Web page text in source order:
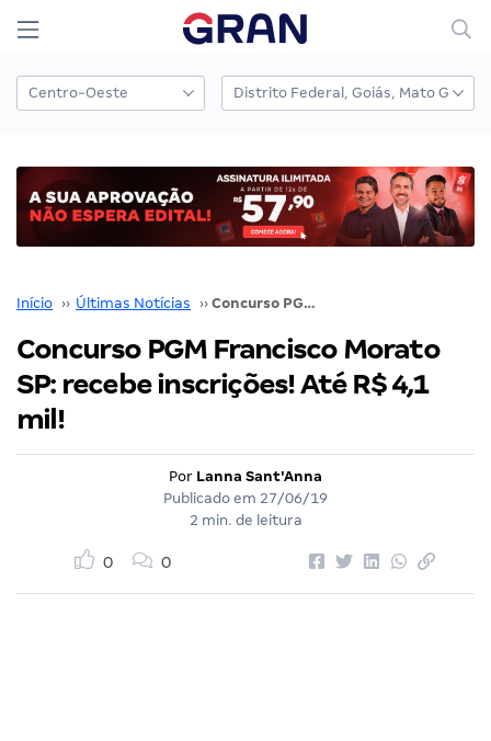
Início ›› Últimas Notícias ›› Concurso PGM Francisco Morato SP: recebe inscrições! Até R$ 4,1 mil!
Concurso PGM Francisco Morato
SP: recebe inscrições! Até R$ 4,1
mil!
Por Lanna Sant'Anna
Publicado em 27/06/19
2 min. de leitura
0 0